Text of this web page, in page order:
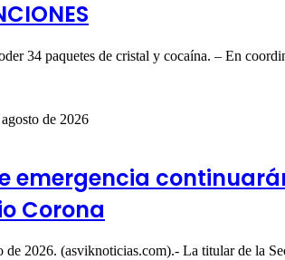
34 paquetes de cristal y cocaína. – En
de 2026
emergencia
Corona
de 2026. (asviknoticias.com).- La titular de la